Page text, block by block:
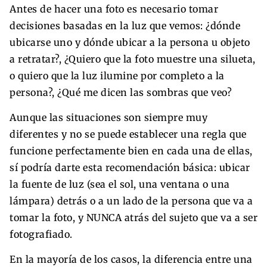
Antes de hacer una foto es necesario tomar
decisiones basadas en la luz que vemos: ¿dónde
ubicarse uno y dónde ubicar a la persona u objeto
a retratar?, ¿Quiero que la foto muestre una silueta,
o quiero que la luz ilumine por completo a la
persona?, ¿Qué me dicen las sombras que veo?
Aunque las situaciones son siempre muy
diferentes y no se puede establecer una regla que
funcione perfectamente bien en cada una de ellas,
sí podría darte esta recomendación básica: ubicar
la fuente de luz (sea el sol, una ventana o una
lámpara) detrás o a un lado de la persona que va a
tomar la foto, y NUNCA atrás del sujeto que va a ser
fotografiado.
En la mayoría de los casos, la diferencia entre una